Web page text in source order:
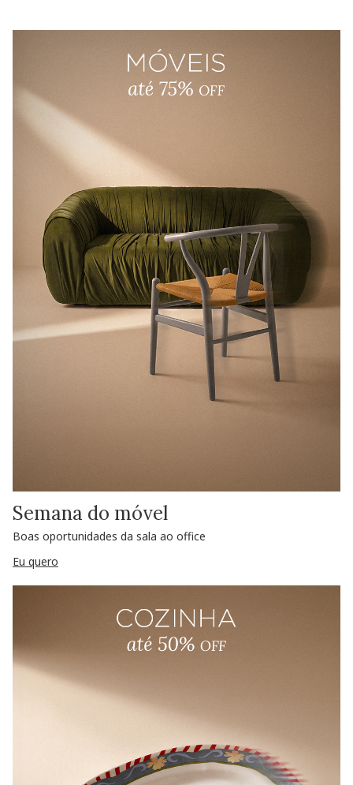
Semana do móvel
Boas oportunidades da sala ao office
Eu quero